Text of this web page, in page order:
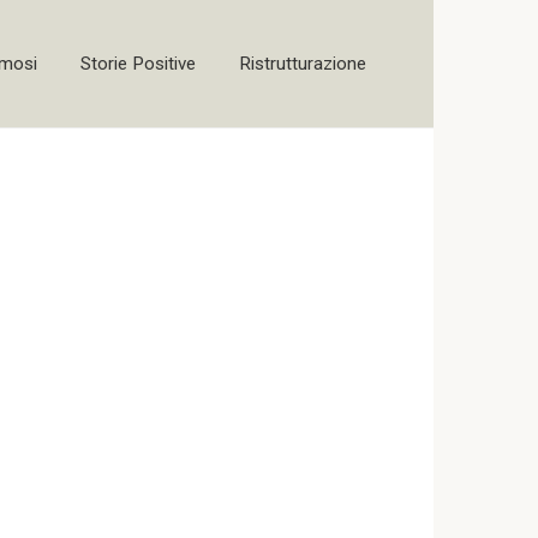
Storie Positive Ristrutturazione